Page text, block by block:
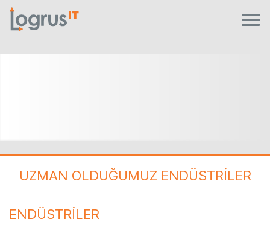
UZMAN OLDUĞUMUZ ENDÜSTRİLER
ENDÜSTRİLER